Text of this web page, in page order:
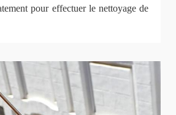
pour effectuer le nettoyage de